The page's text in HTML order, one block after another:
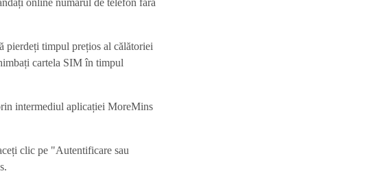
online numărul de telefon fără
pierdeți timpul prețios al călătoriei
cartela SIM în timpul
intermediul aplicației MoreMins
clic pe "Autentificare sau